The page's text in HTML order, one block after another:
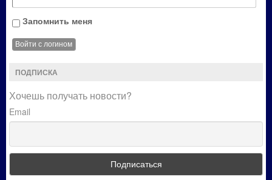
Запомнить меня
ПОДПИСКА
Хочешь получать новости?
Email